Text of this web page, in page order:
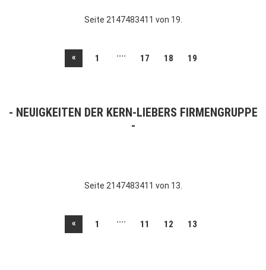
Seite 2147483411 von 19.
« 1 .... 17 18 19
NEUIGKEITEN DER KERN-LIEBERS FIRMENGRUPPE
Seite 2147483411 von 13.
« 1 .... 11 12 13